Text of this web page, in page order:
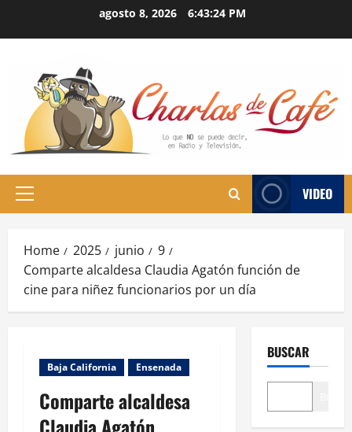
agosto 8, 2026 6:43:25 PM
Primary
VIDEO
Home 2025 junio
9
Comparte alcaldesa Claudia Agatón función de
cine para niñez funcionarios por un día
Baja California Ensenada
Comparte alcaldesa
BUSCAR